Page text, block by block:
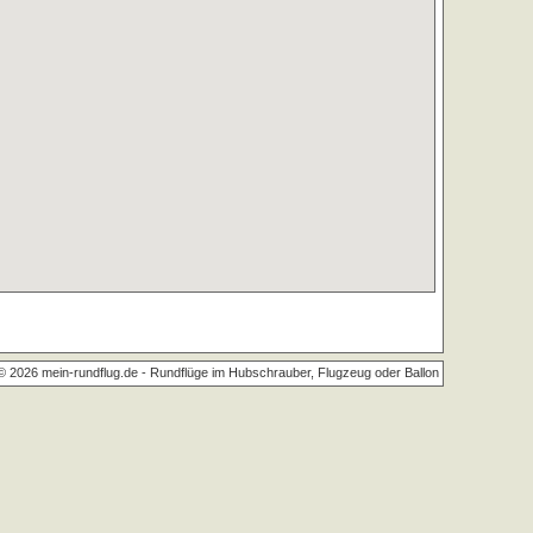
2026 mein-rundflug.de - Rundflüge im Hubschrauber, Flugzeug oder Ballon